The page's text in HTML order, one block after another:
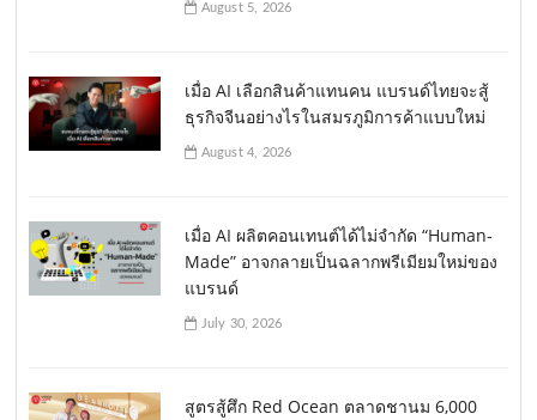
August 5, 2026
เมื่อ AI เลือกสินค้าแทนคน แบรนด์ไทยจะสู้
ธุรกิจจีนอย่างไรในสมรภูมิการค้าแบบใหม่
August 4, 2026
เมื่อ AI ผลิตคอนเทนต์ได้ไม่จำกัด “Human-
Made” อาจกลายเป็นฉลากพรีเมียมใหม่ของ
แบรนด์
July 30, 2026
สูตรสู้ศึก Red Ocean ตลาดชานม 6,000